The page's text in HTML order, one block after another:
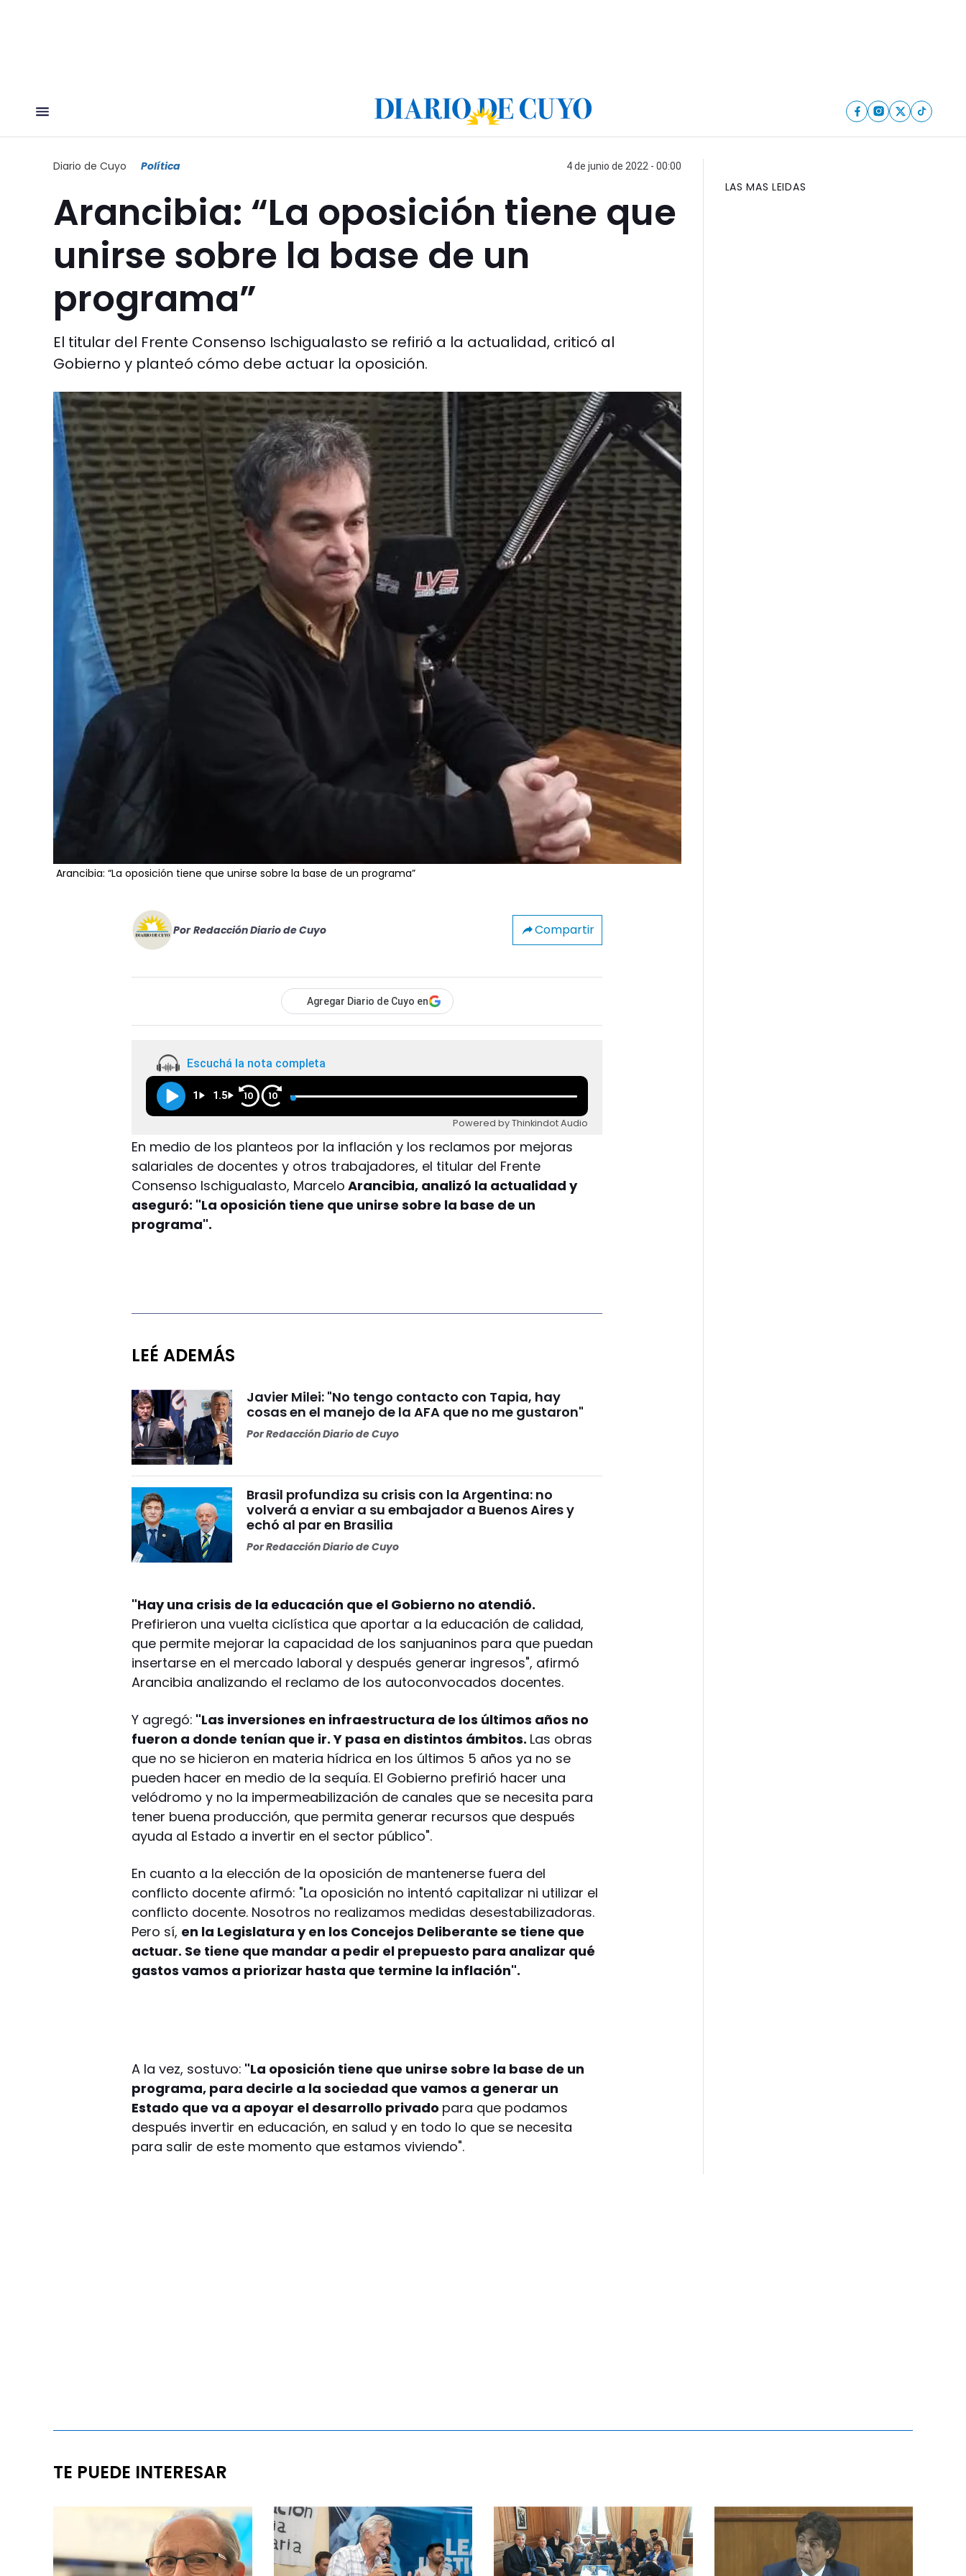
Diario de Cuyo Política 4 de junio de 2022 - 00:00
Arancibia: “La oposición tiene que
unirse sobre la base de un
programa”
El titular del Frente Consenso Ischigualasto se refirió a la actualidad, criticó al
Gobierno y planteó cómo debe actuar la oposición.
Arancibia: “La oposición tiene que unirse sobre la base de un programa”
Por Redacción Diario de Cuyo Compartir
Agregar Diario de Cuyo en
Escuchá la nota completa
1 1.5 10 10
Powered by Thinkindot Audio
En medio de los planteos por la inflación y los reclamos por mejoras
salariales de docentes y otros trabajadores, el titular del Frente
Consenso Ischigualasto, Marcelo Arancibia, analizó la actualidad y
aseguró: "La oposición tiene que unirse sobre la base de un
programa".
LEÉ ADEMÁS
Javier Milei: "No tengo contacto con Tapia, hay
cosas en el manejo de la AFA que no me gustaron"
PorRedacción Diario de Cuyo
Brasil profundiza su crisis con la Argentina: no
volverá a enviar a su embajador a Buenos Aires y
echó al par en Brasilia
PorRedacción Diario de Cuyo
"Hay una crisis de la educación que el Gobierno no atendió.
Prefirieron una vuelta ciclística que aportar a la educación de calidad,
que permite mejorar la capacidad de los sanjuaninos para que puedan
insertarse en el mercado laboral y después generar ingresos", afirmó
Arancibia analizando el reclamo de los autoconvocados docentes.
Y agregó: "Las inversiones en infraestructura de los últimos años no
fueron a donde tenían que ir. Y pasa en distintos ámbitos. Las obras
que no se hicieron en materia hídrica en los últimos 5 años ya no se
pueden hacer en medio de la sequía. El Gobierno prefirió hacer una
velódromo y no la impermeabilización de canales que se necesita para
tener buena producción, que permita generar recursos que después
ayuda al Estado a invertir en el sector público".
En cuanto a la elección de la oposición de mantenerse fuera del
conflicto docente afirmó: "La oposición no intentó capitalizar ni utilizar el
conflicto docente. Nosotros no realizamos medidas desestabilizadoras.
Pero sí, en la Legislatura y en los Concejos Deliberante se tiene que
actuar. Se tiene que mandar a pedir el prepuesto para analizar qué
gastos vamos a priorizar hasta que termine la inflación".
A la vez, sostuvo: "La oposición tiene que unirse sobre la base de un
programa, para decirle a la sociedad que vamos a generar un
Estado que va a apoyar el desarrollo privado para que podamos
después invertir en educación, en salud y en todo lo que se necesita
para salir de este momento que estamos viviendo".
LAS MAS LEIDAS
TE PUEDE INTERESAR